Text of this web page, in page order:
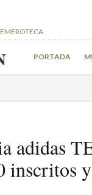
PORTADA
adidas
inscritos